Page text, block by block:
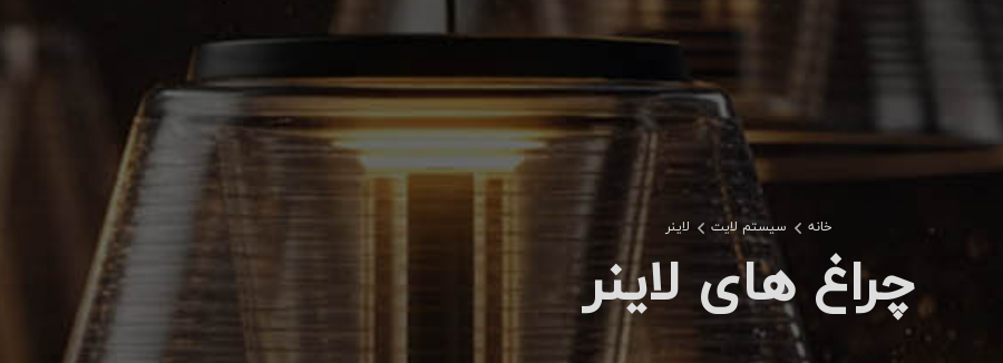
خانه سیستم لایت لاینر
چراغ های لاینر